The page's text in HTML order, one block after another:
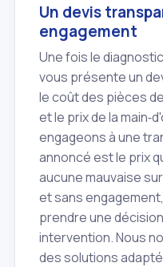
Un devis
engagement
Une fois le
vous présente un
le coût des pièces
et le prix de la
engageons à une
annoncé est le prix
aucune mauvaise
et sans
prendre une
intervention. Nous
des solutions